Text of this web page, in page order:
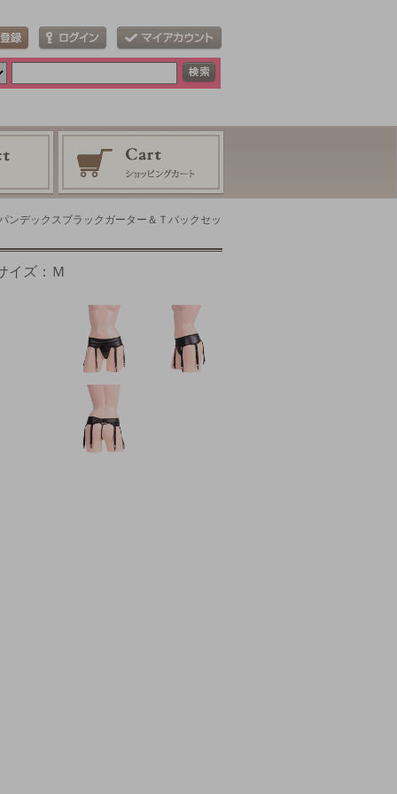
ンデックスブラックガーター＆Ｔバックセッ
イズ：Ｍ